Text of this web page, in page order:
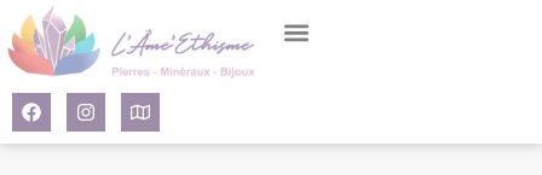
Panneau de gestion des cookies